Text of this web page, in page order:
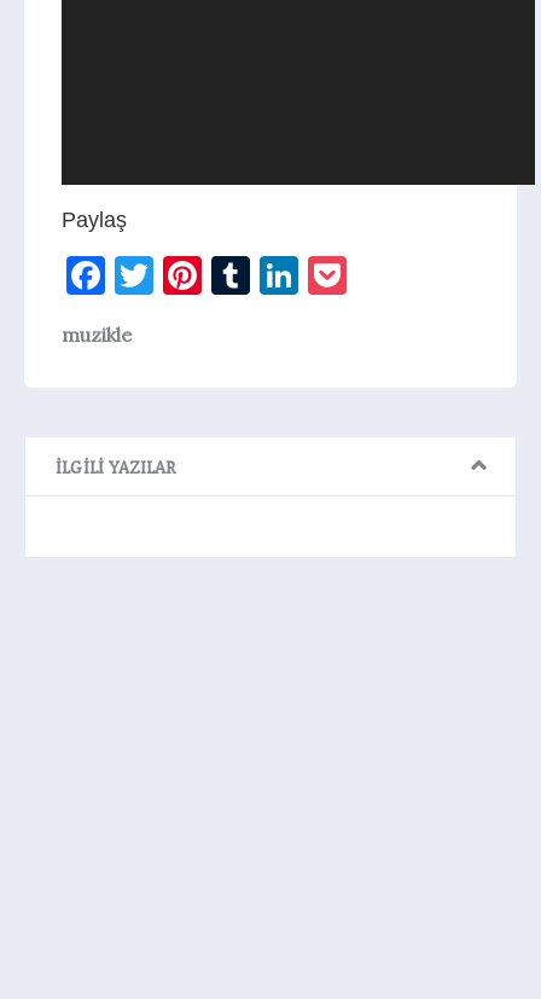
Paylaş
Facebook
TwitterPinterest
TumblrLinkedIn
muzikle
İLGILI YAZILAR